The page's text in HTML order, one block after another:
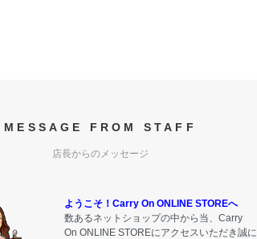
MESSAGE FROM STAFF
店長からのメッセージ
ようこそ！Carry On ONLINE STOREへ
数あるネットショップの中から当、Carry
On ONLINE STOREにアクセスいただき誠に